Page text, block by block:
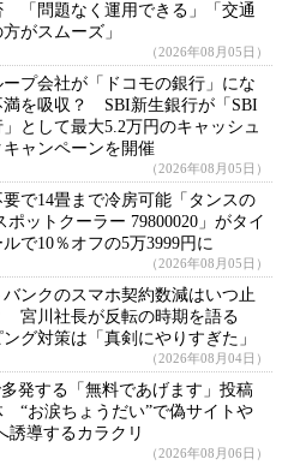
「問題なく運用できる」「交通
がスムーズ」
（2026年08月05日）
ープ会社が「ドコモの銀行」にな
満を吸収？ SBI新生銀行が「SBI
として最大5.2万円のキャッシュ
ャンペーンを開催
（2026年08月05日）
で14畳まで冷房可能「タンスの
ポットクーラー 79800020」がタイ
で10％オフの5万3999円に
（2026年08月05日）
バンクのスマホ契約数減はいつ止
宮川社長が反転の時期を語る
グ対策は「真剣にやりすぎた」
（2026年08月04日）
多発する「無料であげます」投稿
“お涙ちょうだい”で偽サイトや
誘導するカラクリ
（2026年08月06日）